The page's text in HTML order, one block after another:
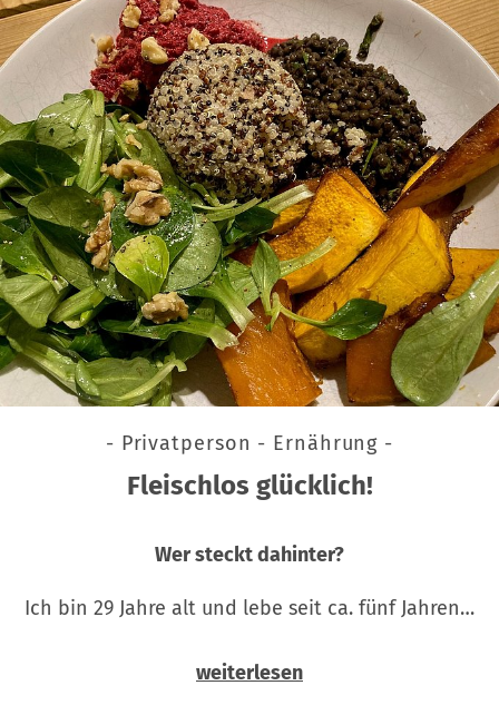
- Privatperson - Ernährung -
Fleischlos glücklich!
Wer steckt dahinter?
Ich bin 29 Jahre alt und lebe seit ca. fünf Jahren…
weiterlesen